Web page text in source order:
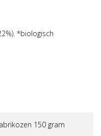
*biologisch
150 gram